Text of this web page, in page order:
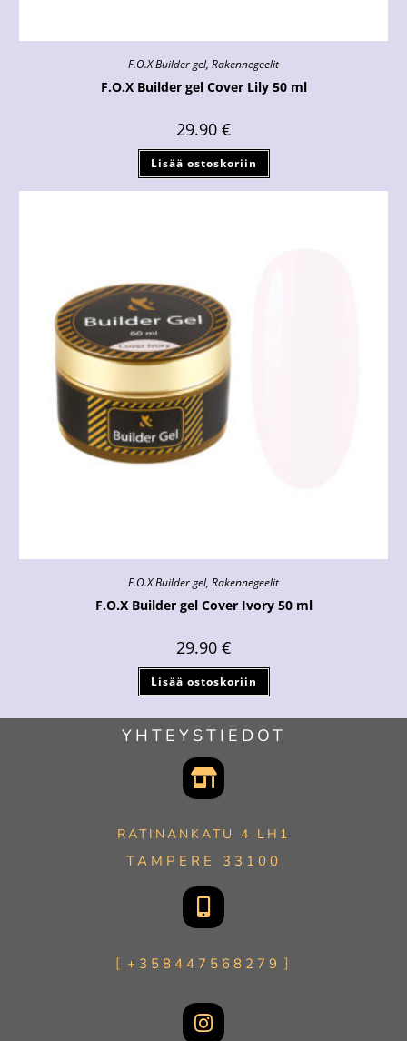
F.O.X Builder gel, Rakennegeelit
F.O.X Builder gel Cover Lily 50 ml
29.90 €
Lisää ostoskoriin
F.O.X Builder gel, Rakennegeelit
F.O.X Builder gel Cover Ivory 50 ml
29.90 €
Lisää ostoskoriin
YHTEYSTIEDOT
RATINANKATU 4 LH1
TAMPERE 33100
+358447568279